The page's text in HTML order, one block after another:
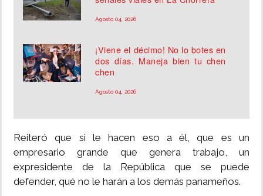
Agosto 04, 2026
¡Viene el décimo! No lo botes en
dos días. Maneja bien tu chen
chen
Agosto 04, 2026
Reiteró que si le hacen eso a él, que es un
empresario grande que genera trabajo, un
expresidente de la República que se puede
defender, qué no le harán a los demás panameños.